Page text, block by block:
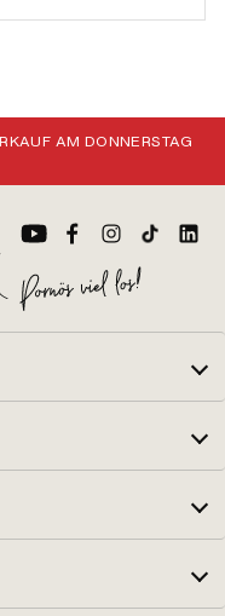
AM DONNERSTAG